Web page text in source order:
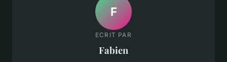
F
ECRIT PAR
Fabien